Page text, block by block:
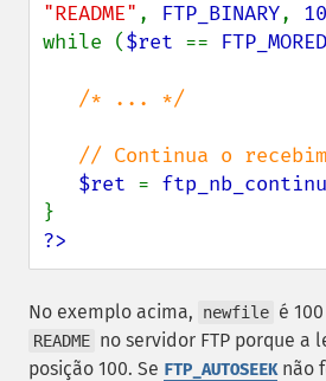
"README" , FTP_BINARY,
while ($ret ==
/* ... */
$ret =
?>
No exemplo acima, newfile é
README no servidor FTP porque a
posição 100. Se FTP_AUTOSEEKnão